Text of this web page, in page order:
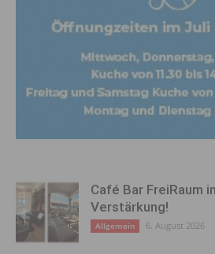
Café Bar FreiRaum
Verstärkung!
Allgemein 6. August 2026